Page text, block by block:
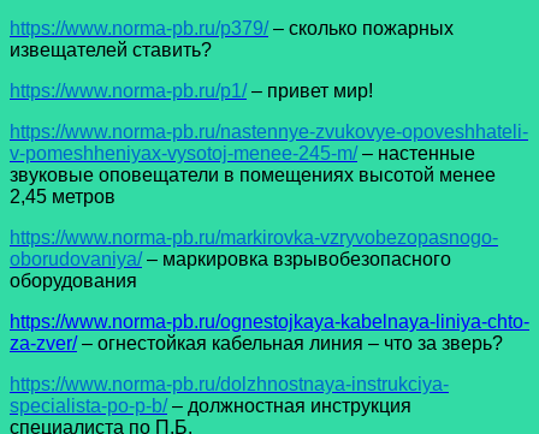
https://www.norma-pb.ru/p379/– сколько пожарных
извещателей ставить?
https://www.norma-pb.ru/p1/– привет мир!
https://www.norma-pb.ru/nastennye-zvukovye-opoveshhateli-
v-pomeshheniyax-vysotoj-menee-245-m/– настенные
звуковые оповещатели в помещениях высотой менее
2,45 метров
https://www.norma-pb.ru/markirovka-vzryvobezopasnogo-
oborudovaniya/– маркировка взрывобезопасного
оборудования
https://www.norma-pb.ru/ognestojkaya-kabelnaya-liniya-chto-
za-zver/ – огнестойкая кабельная линия – что за зверь?
https://www.norma-pb.ru/dolzhnostnaya-instrukciya-
specialista-po-p-b/– должностная инструкция
специалиста по П.Б.